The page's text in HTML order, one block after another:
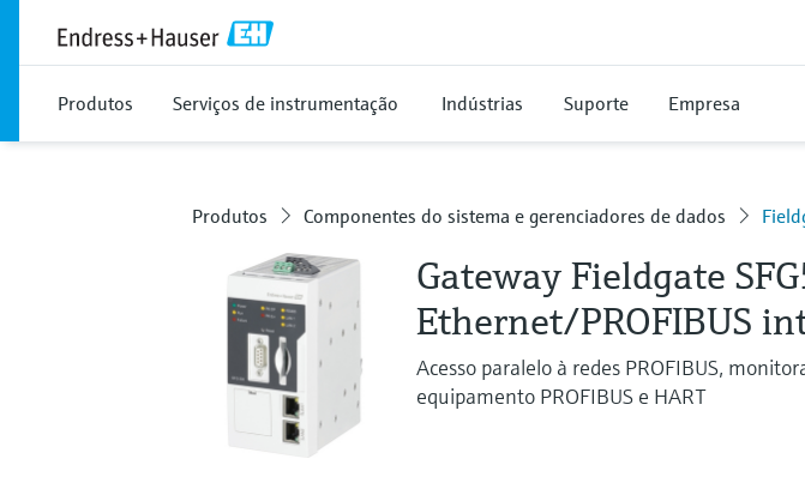
Produtos Serviços de instrumentação Indústrias Suporte Empresa
Produtos Componentes do sistema e gerenciadores de dados
Gateway Fieldgate
Ethernet/PROFIBUS
Acesso paralelo à redes PROFIBUS,
equipamento PROFIBUS e HART